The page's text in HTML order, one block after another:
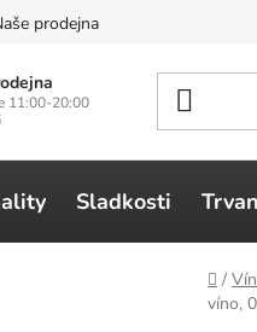
prodejna
11:00-20:00
Sladkosti
/
víno,